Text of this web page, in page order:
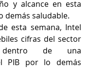
y alcance en esta
demás saludable.
esta semana, Intel
cifras del sector
dentro de una
PIB por lo demás